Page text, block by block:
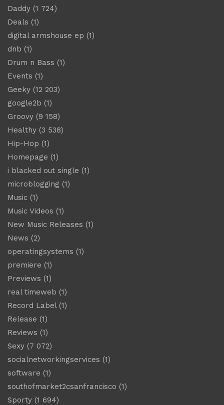
Daddy (1 724)
Deals (1)
digital armshouse ep (1)
dnb (1)
Drum n Bass (1)
Events (1)
Geeky (12 203)
google2b (1)
Groovy (9 158)
Healthy (3 538)
Hip-Hop (1)
Homepage (1)
i blacked out single (1)
microblogging (1)
Music (1)
Music Videos (1)
New Music Releases (1)
News (2)
operatingsystems (1)
premiere (1)
Previews (1)
real timeweb (1)
Record Label (1)
Release (1)
Reviews (1)
Sexy (7 072)
socialnetworkingservices (1)
software (1)
southofmarket2csanfrancisco (1)
Sporty (1 694)